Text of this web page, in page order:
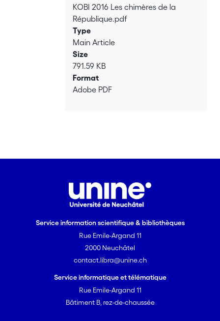
Loading...
KOBI 2016 Les chimères de la
République.pdf
Type
Main Article
Size
791.59 KB
Format
Adobe PDF
Service information scientifique & bibliothèques
Rue Emile-Argand 11
2000 Neuchâtel
contact.libra@unine.ch
Service informatique et télématique
Rue Emile-Argand 11
Bâtiment B, rez-de-chaussée